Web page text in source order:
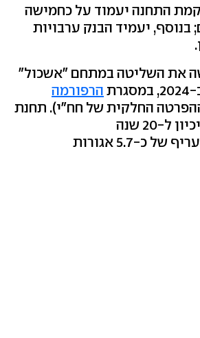
התחנה יעמוד על כחמישה
בנוסף, יעמיד הבנק ערבויות
את השליטה במתחם "אשכול"
הרפורמה
החלקית של חח"י). תחנת
"אבשל" קיבלה זיכיון ל-20 שנה
לספק חשמל, בתעריף של כ-5.7 אגורות